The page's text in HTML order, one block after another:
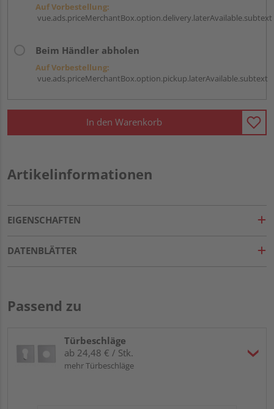
Auf Vorbestellung:
vue.ads.priceMerchantBox.option.delivery.laterAvailable.subtext
Beim Händler abholen
Auf Vorbestellung:
vue.ads.priceMerchantBox.option.pickup.laterAvailable.subtext
In den Warenkorb
Artikelinformationen
EIGENSCHAFTEN
DATENBLÄTTER
Passend zu
Türbeschläge
ab 24,48 € / Stk.
mehr Türbeschläge